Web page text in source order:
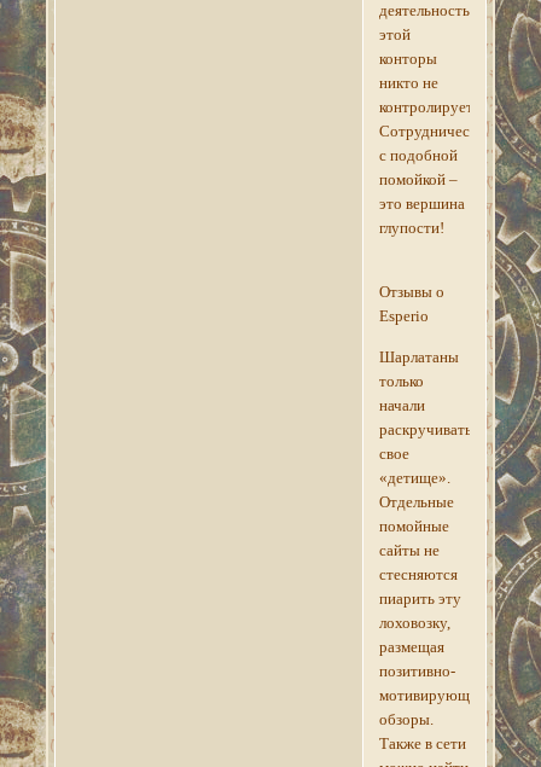
деятельность
этой
конторы
никто не
контролирует.
Сотрудничество
с подобной
помойкой –
это вершина
глупости!
Отзывы о
Esperio
Шарлатаны
только
начали
раскручивать
свое
«детище».
Отдельные
помойные
сайты не
стесняются
пиарить эту
лоховозку,
размещая
позитивно-
мотивирующие
обзоры.
Также в сети